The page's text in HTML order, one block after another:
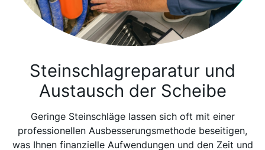
Steinschlagreparatur und
Austausch der Scheibe
Geringe Steinschläge lassen sich oft mit einer
professionellen Ausbesserungsmethode beseitigen,
was Ihnen finanzielle Aufwendungen und den Zeit und